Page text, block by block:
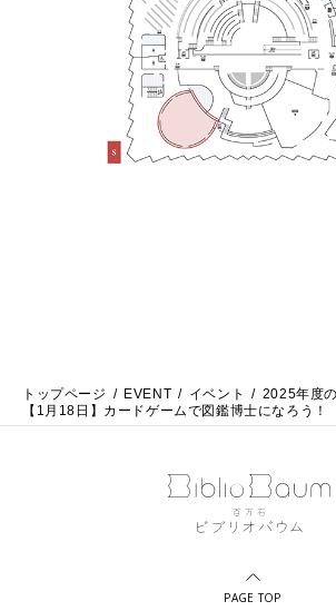
トップページ EVENT イベント
2025年度
【1月18日】カードゲームで図鑑博士になろう！
PAGE TOP